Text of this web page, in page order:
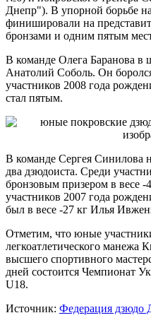
Днепр"). В упорной борьбе
финишировали на
бронзами и одним пятым
В команде Олега Баранова в
Анатолий Соболь. Он
участников 2008 года
стал пятым.
В команде Сергея Синилова
два дзюдоиста. Среди
бронзовым призером в весе -
участников 2007 года
был в весе -27 кг Илья
Отметим, что юные
легкоатлетического манежа
высшего спортивного
дней состоится Чемпионат
U18.
Источник: Федерация дзюдо